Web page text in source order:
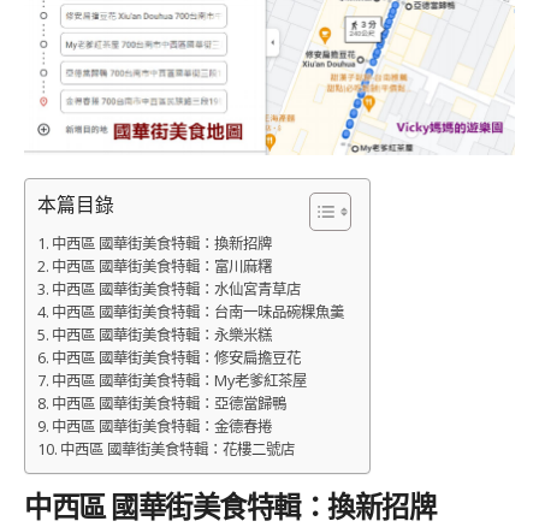
本篇目錄
中西區 國華街美食特輯：換新招牌
中西區 國華街美食特輯：富川麻糬
中西區 國華街美食特輯：水仙宮青草店
中西區 國華街美食特輯：台南一味品碗粿魚羹
中西區 國華街美食特輯：永樂米糕
中西區 國華街美食特輯：修安扁擔豆花
中西區 國華街美食特輯：My老爹紅茶屋
中西區 國華街美食特輯：亞德當歸鴨
中西區 國華街美食特輯：金德春捲
中西區 國華街美食特輯：花樓二號店
中西區 國華街美食特輯：換新招牌